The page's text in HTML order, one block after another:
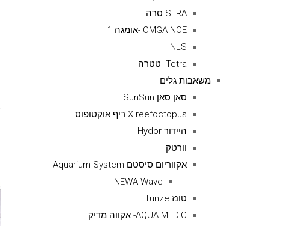
SERA סרה
OMGA NOE -אומגה 1
NLS
Tetra -טטרה
משאבות גלים
סאן סאן SunSun
X reefoctopus ריף אוקטופוס
היידור Hydor
וורטק
אקווריום סיסטם Aquarium System
NEWA Wave
טונז Tunze
AQUA MEDIC- אקווה מדיק